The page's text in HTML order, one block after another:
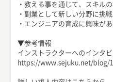
・教える事を通じて、スキル
・副業として新しい分野に挑
・エンジニアの育成に興味があ
▼参考情報
インストラクターへのインタ
https://www.sejuku.net/blog/